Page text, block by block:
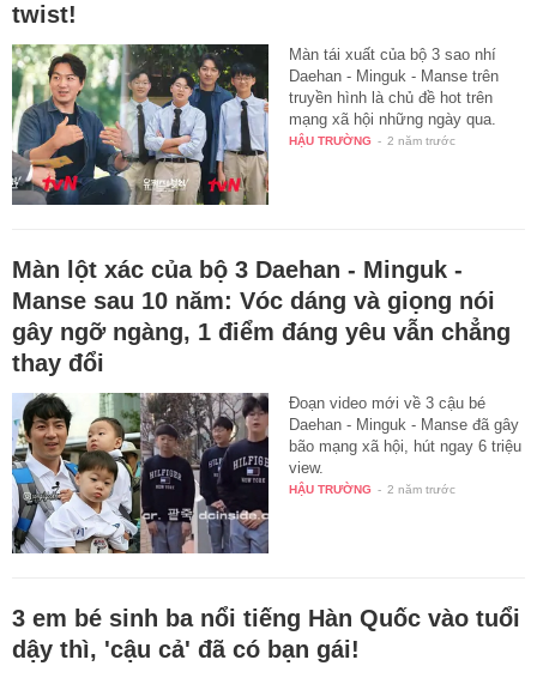
twist!
Màn tái xuất của bộ 3 sao nhí
Daehan - Minguk - Manse trên
truyền hình là chủ đề hot trên
mạng xã hội những ngày qua.
HẬU TRƯỜNG - 2 năm trước
Màn lột xác của bộ 3 Daehan - Minguk -
Manse sau 10 năm: Vóc dáng và giọng nói
gây ngỡ ngàng, 1 điểm đáng yêu vẫn chẳng
thay đổi
Đoạn video mới về 3 cậu bé
Daehan - Minguk - Manse đã gây
bão mạng xã hội, hút ngay 6 triệu
view.
HẬU TRƯỜNG - 2 năm trước
3 em bé sinh ba nổi tiếng Hàn Quốc vào tuổi
dậy thì, 'cậu cả' đã có bạn gái!